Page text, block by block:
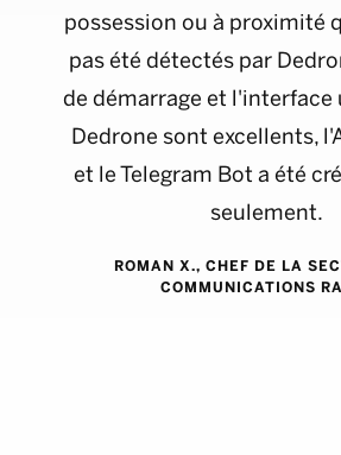
possession ou à proximité
pas été détectés par
de démarrage et
Dedrone sont excellents,
et le Telegram Bot a été
seulement.
ROMAN X., CHEF DE LA
COMMUNICATIONS